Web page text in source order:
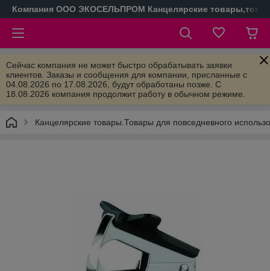
Компания ООО ЭКОСЕЛЬПРОМ Канцелярские
Сейчас компания не может быстро обрабатывать заявки
клиентов. Заказы и сообщения для компании, присланные с
04.08.2026 по 17.08.2026, будут обработаны позже. С
18.08.2026 компания продолжит работу в обычном режиме.
Канцелярские товары.Товары для повседневного